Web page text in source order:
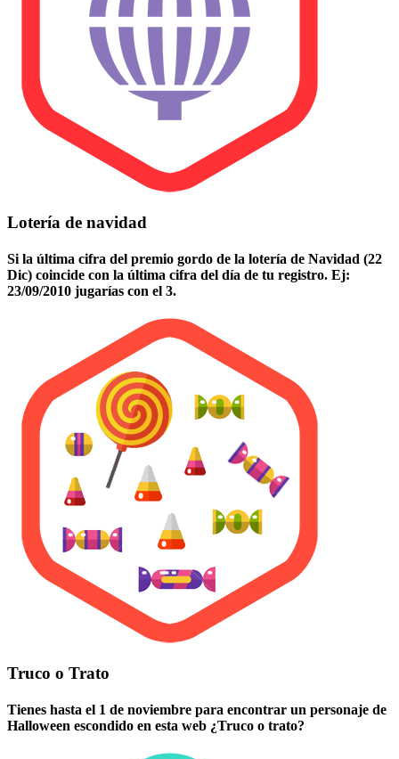
Lotería de navidad
Si la última cifra del premio gordo de la lotería de Navidad (22
Dic) coincide con la última cifra del día de tu registro. Ej:
23/09/2010 jugarías con el 3.
Truco o Trato
Tienes hasta el 1 de noviembre para encontrar un personaje de
Halloween escondido en esta web ¿Truco o trato?